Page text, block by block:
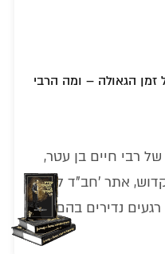
הגאולה – ומה הרבי
של רבי חיים בן עטר,
אתר 'חב"ד לייב'
נדירים בהם